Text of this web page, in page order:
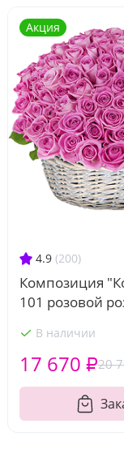
4.9 (200)
Композиция
101 розовой
В наличии
20
17 670 ₽
Акция